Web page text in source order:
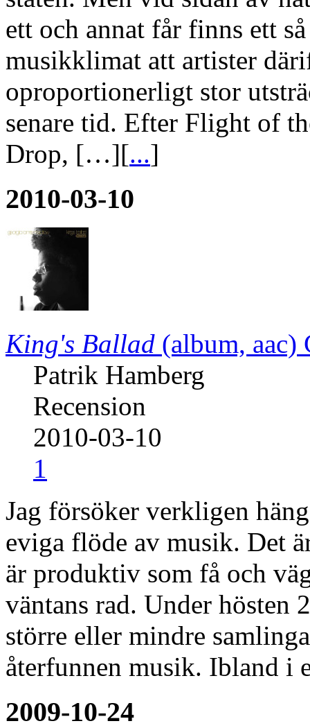
ett och annat får finns ett
musikklimat att artister
oproportionerligt stor
senare tid. Efter Flight of
Drop, […][...]
2010-03-10
King's Ballad (album, aac)
Patrik Hamberg
Recension
2010-03-10
1
Jag försöker verkligen
eviga flöde av musik. Det
är produktiv som få och
väntans rad. Under hösten
större eller mindre
återfunnen musik. Ibland
2009-10-24